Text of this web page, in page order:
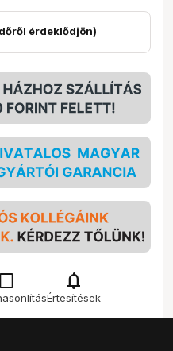
érdeklődjön)
check_box_outline_blank notifications
Értesítések